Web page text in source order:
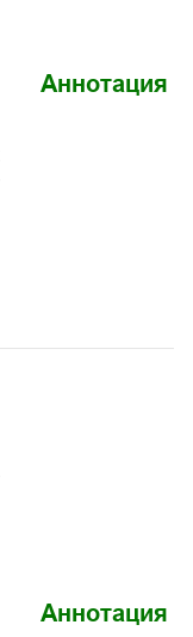
Аннотация
Аннотация